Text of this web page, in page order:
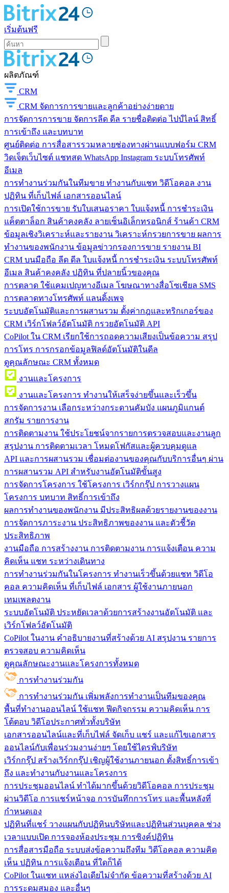
เริ่มต้นฟรี
ผลิตภัณฑ์
CRM
CRM จัดการการขายและลูกค้าอย่างง่ายดาย
การจัดการการขาย จัดการลีด ดีล รายชื่อติดต่อ ไปป์ไลน์ สิทธิ์
การเข้าถึง และบทบาท
ศูนย์ติดต่อ การสื่อสารรวมหลายช่องทางผ่านแบบฟอร์ม CRM
วิดเจ็ตเว็บไซต์ แชทสด WhatsApp Instagram ระบบโทรศัพท์
อีเมล
การทำงานร่วมกันในทีมขาย ทำงานกับแชท วิดีโอคอล งาน
ปฏิทิน ที่เก็บไฟล์ เอกสารออนไลน์
การเปิดใช้การขาย รับใบเสนอราคา ใบแจ้งหนี้ การชำระเงิน
แค็ตตาล็อก สินค้าคงคลัง ลายเซ็นอิเล็กทรอนิกส์ ร้านค้า CRM
ข้อมูลเชิงวิเคราะห์และรายงาน วิเคราะห์กรวยการขาย ผลการ
ทำงานของพนักงาน ข้อมูลข่าวกรองการขาย รายงาน BI
CRM บนมือถือ ลีด ดีล ใบแจ้งหนี้ การชำระเงิน ระบบโทรศัพท์
อีเมล สินค้าคงคลัง ปฏิทิน ที่ปลายนิ้วของคุณ
การตลาด ใช้แคมเปญทางอีเมล โฆษณาทางสื่อโซเชียล SMS
การตลาดทางโทรศัพท์ แลนดิ้งเพจ
ระบบอัตโนมัติและการผสานรวม ตั้งค่ากฎและทริกเกอร์ของ
CRM เวิร์กโฟลว์อัตโนมัติ กรวยอัตโนมัติ API
CoPilot ใน CRM เรียกใช้การถอดความเสียงเป็นข้อความ สรุป
การโทร การกรอกข้อมูลฟิลด์อัตโนมัติในดีล
ดูคุณลักษณะ CRM ทั้งหมด
งานและโครงการ
งานและโครงการ ทำงานให้เสร็จง่ายขึ้นและเร็วขึ้น
การจัดการงาน เลือกระหว่างกระดานคัมบัง แผนภูมิแกนต์
สกรัม รายการงาน
การติดตามงาน ใช้ประโยชน์จากรายการตรวจสอบและงานลูก
สรุปงาน การติดตามเวลา โหมดโฟกัสและผู้ควบคุมดูแล
API และการผสานรวม เชื่อมต่องานของคุณกับบริการอื่นๆ ผ่าน
การผสานรวม API สำหรับงานอัตโนมัติขั้นสูง
การจัดการโครงการ ใช้โครงการ เวิร์กกรุ๊ป การวางแผน
โครงการ บทบาท สิทธิ์การเข้าถึง
ผลการทำงานของพนักงาน มีประสิทธิผลด้วยรายงานของงาน
การจัดการภาระงาน ประสิทธิภาพของงาน และตัวชี้วัด
ประสิทธิภาพ
งานมือถือ การสร้างงาน การติดตามงาน การแจ้งเตือน ความ
คิดเห็น แชท ระหว่างเดินทาง
การทำงานร่วมกันในโครงการ ทํางานเร็วขึ้นด้วยแชท วิดีโอ
คอล ความคิดเห็น ที่เก็บไฟล์ เอกสาร ผู้ใช้งานภายนอก
เทมเพลตงาน
ระบบอัตโนมัติ ประหยัดเวลาด้วยการสร้างงานอัตโนมัติ และ
เวิร์กโฟลว์อัตโนมัติ
CoPilot ในงาน คำอธิบายงานที่สร้างด้วย AI สรุปงาน รายการ
ตรวจสอบ ความคิดเห็น
ดูคุณลักษณะงานและโครงการทั้งหมด
การทำงานร่วมกัน
การทำงานร่วมกัน เพิ่มพลังการทำงานเป็นทีมของคุณ
พื้นที่ทำงานออนไลน์ ใช้แชท ฟีดกิจกรรม ความคิดเห็น การ
โต้ตอบ วิดีโอประกาศทั่วทั้งบริษัท
เอกสารออนไลน์และที่เก็บไฟล์ จัดเก็บ แชร์ และแก้ไขเอกสาร
ออนไลน์กับเพื่อนร่วมงานง่ายๆ โดยใช้ไดรฟ์บริษัท
เวิร์กกรุ๊ป สร้างเวิร์กกรุ๊ป เชิญผู้ใช้งานภายนอก ตั้งสิทธิ์การเข้า
ถึง และทำงานกับงานและโครงการ
การประชุมออนไลน์ ทำได้มากขึ้นด้วยวิดีโอคอล การประชุม
ผ่านวิดีโอ การแชร์หน้าจอ การบันทึกการโทร และพื้นหลังที่
กำหนดเอง
ปฏิทินที่แชร์ วางแผนกับปฏิทินบริษัทและปฏิทินส่วนบุคคล ช่วง
เวลาแบบเปิด การจองห้องประชุม การซิงค์ปฏิทิน
การสื่อสารมือถือ ระบบส่งข้อความถึงทีม วิดีโอคอล ความคิด
เห็น ปฏิทิน การแจ้งเตือน ที่ใดก็ได้
CoPilot ในแชท แหล่งไอเดียไม่จำกัด ข้อความที่สร้างด้วย AI
การระดมสมอง และอื่นๆ